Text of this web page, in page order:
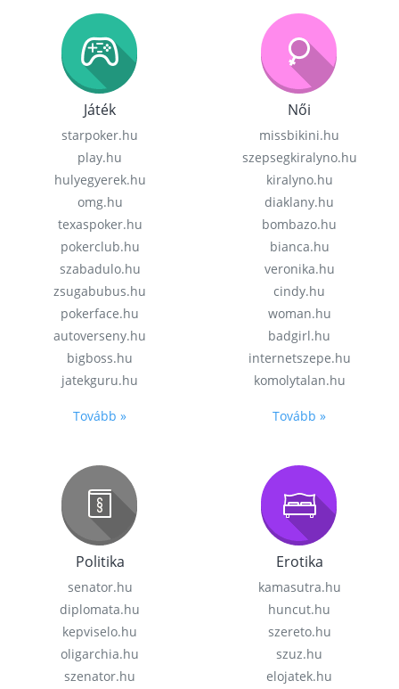
Játék
starpoker.hu
play.hu
hulyegyerek.hu
omg.hu
texaspoker.hu
pokerclub.hu
szabadulo.hu
zsugabubus.hu
pokerface.hu
autoverseny.hu
bigboss.hu
jatekguru.hu
Tovább »
Női
missbikini.hu
szepsegkiralyno.hu
kiralyno.hu
diaklany.hu
bombazo.hu
bianca.hu
veronika.hu
cindy.hu
woman.hu
badgirl.hu
internetszepe.hu
komolytalan.hu
Tovább »
Politika
senator.hu
diplomata.hu
kepviselo.hu
oligarchia.hu
szenator.hu
Erotika
kamasutra.hu
huncut.hu
szereto.hu
szuz.hu
elojatek.hu